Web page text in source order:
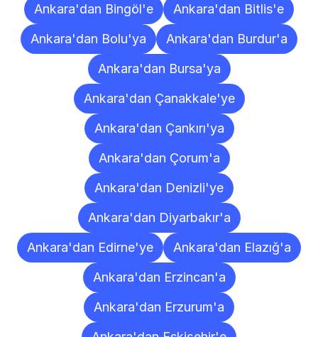
Ankara'dan Bingöl'e
Ankara'dan Bitlis'e
Ankara'dan Bolu'ya
Ankara'dan Burdur'a
Ankara'dan Bursa'ya
Ankara'dan Çanakkale'ye
Ankara'dan Çankırı'ya
Ankara'dan Çorum'a
Ankara'dan Denizli'ye
Ankara'dan Diyarbakır'a
Ankara'dan Edirne'ye
Ankara'dan Elazığ'a
Ankara'dan Erzincan'a
Ankara'dan Erzurum'a